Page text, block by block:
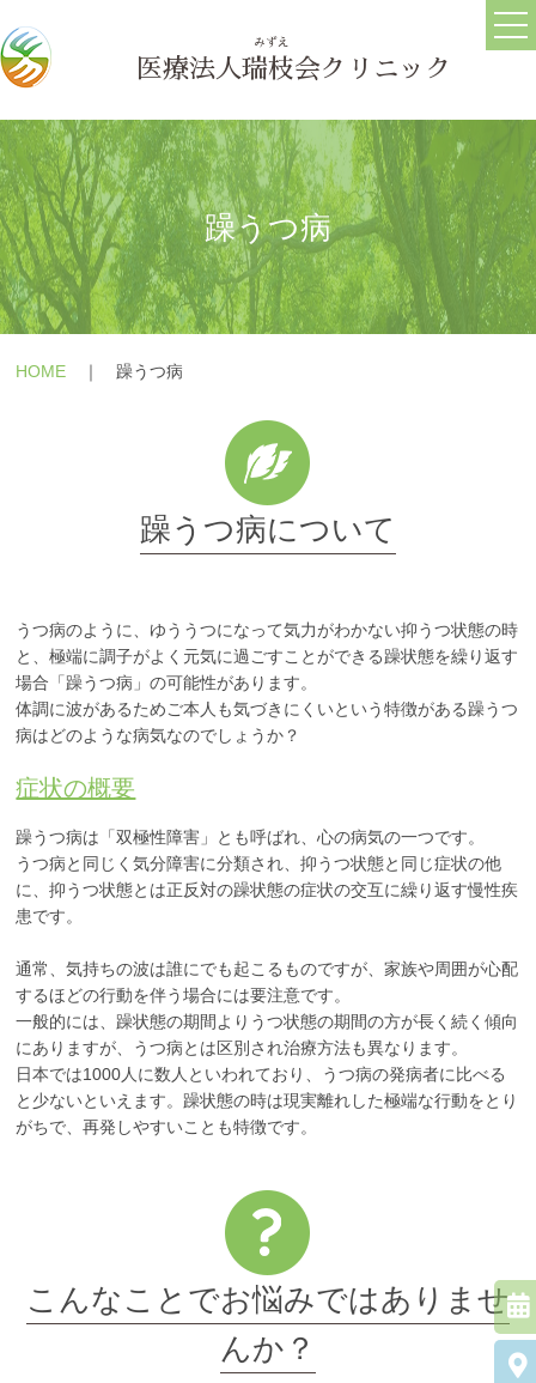
医療法人瑞枝会クリニック
ホーム
医院情報
ブログ
求人情報
うつ病
躁うつ病
身体にかかわる症状が
ある方
心にかかわる症状があ
メールフォーム
療養の手引き
障害年金の相談
躁うつ病
HOME ｜ 躁うつ病
躁うつ病について
うつ病のように、ゆううつになって気力がわかない抑うつ状態の時
と、極端に調子がよく元気に過ごすことができる躁状態を繰り返す
場合「躁うつ病」の可能性があります。
体調に波があるためご本人も気づきにくいという特徴がある躁うつ
病はどのような病気なのでしょうか？
症状の概要
躁うつ病は「双極性障害」とも呼ばれ、心の病気の一つです。
うつ病と同じく気分障害に分類され、抑うつ状態と同じ症状の他
に、抑うつ状態とは正反対の躁状態の症状の交互に繰り返す慢性疾
患です。
通常、気持ちの波は誰にでも起こるものですが、家族や周囲が心配
するほどの行動を伴う場合には要注意です。
一般的には、躁状態の期間よりうつ状態の期間の方が長く続く傾向
にありますが、うつ病とは区別され治療方法も異なります。
日本では1000人に数人といわれており、うつ病の発病者に比べる
と少ないといえます。躁状態の時は現実離れした極端な行動をとり
がちで、再発しやすいことも特徴です。
こんなことでお悩みではありませ
んか？